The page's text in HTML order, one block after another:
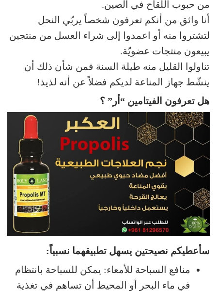
من حبوب اللقاح في الصين.
أنا واثق من أنكم تعرفون شخصاً يربّي النحل
لتشتروا منه أو اعمدوا إلى شراء العسل من منتجين
يبيعون منتجات عضويّة.
تناولوا القليل منه طيلة السنة فمن شأن ذلك أن
ينشّط جهاز المناعة لديكم فضلاً عن أنه لذيذ!
هل تعرفون الفيتامين “أر” ؟
سأعطيكم نصيحتين يسهل تطبيقهما نسبياً:
منافع السباحة للأمعاء: يمكن للسباحة بانتظام
في ماء البحر أو المحيط أن تساهم في تغذية